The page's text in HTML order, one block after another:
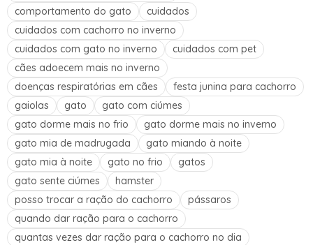
comportamento do gato
cuidados
cuidados com cachorro no inverno
cuidados com gato no inverno
cuidados com pet
cães adoecem mais no inverno
doenças respiratórias em cães
festa junina para cachorro
gaiolas
gato
gato com ciúmes
gato dorme mais no frio
gato dorme mais no inverno
gato mia de madrugada
gato miando à noite
gato mia à noite
gato no frio
gatos
gato sente ciúmes
hamster
posso trocar a ração do cachorro
pássaros
quando dar ração para o cachorro
quantas vezes dar ração para o cachorro no dia